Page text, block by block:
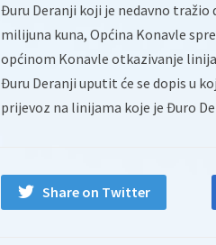
Đuru Deranji koji je nedavno tražio
milijuna kuna, Općina Konavle
općinom Konavle otkazivanje
Đuru Deranji uputit će se dopis u
prijevoz na linijama koje je Đuro
Share on Twitter